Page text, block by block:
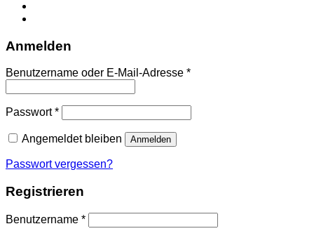
Anmelden
Benutzername oder E-Mail-Adresse *
Passwort*
Angemeldet bleiben Anmelden
Passwort vergessen?
Registrieren
Benutzername *